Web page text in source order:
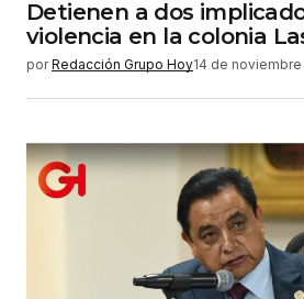
Detienen a dos
violencia en la colonia
por Redacción Grupo Hoy14 de noviembre